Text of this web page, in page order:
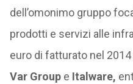
dell’omonimo gruppo
prodotti e servizi alle
euro di fatturato nel
Var Groupe Italware,